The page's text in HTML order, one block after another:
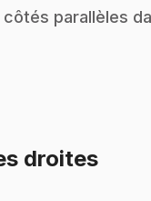
parallèles
droites